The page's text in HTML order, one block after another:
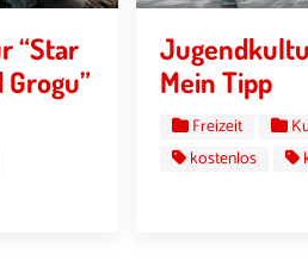
“Star
Mein Tipp
Freizeit
kostenlos